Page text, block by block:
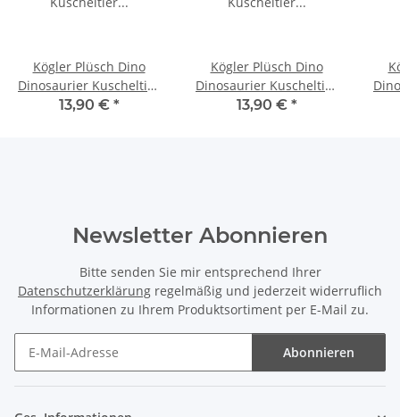
Kögler Plüsch Dino
Dinosaurier Kuscheltier
Schmusetier
13,90 € *
Kögler Plüsch Dino
Dinosaurier Kuscheltier
Schmusetier
13,90 € *
Newsletter Abonnieren
Bitte senden Sie mir entsprechend Ihrer
Datenschutzerklärung regelmäßig und jederzeit widerruflich
Informationen zu Ihrem Produktsortiment per E-Mail zu.
Abonnieren